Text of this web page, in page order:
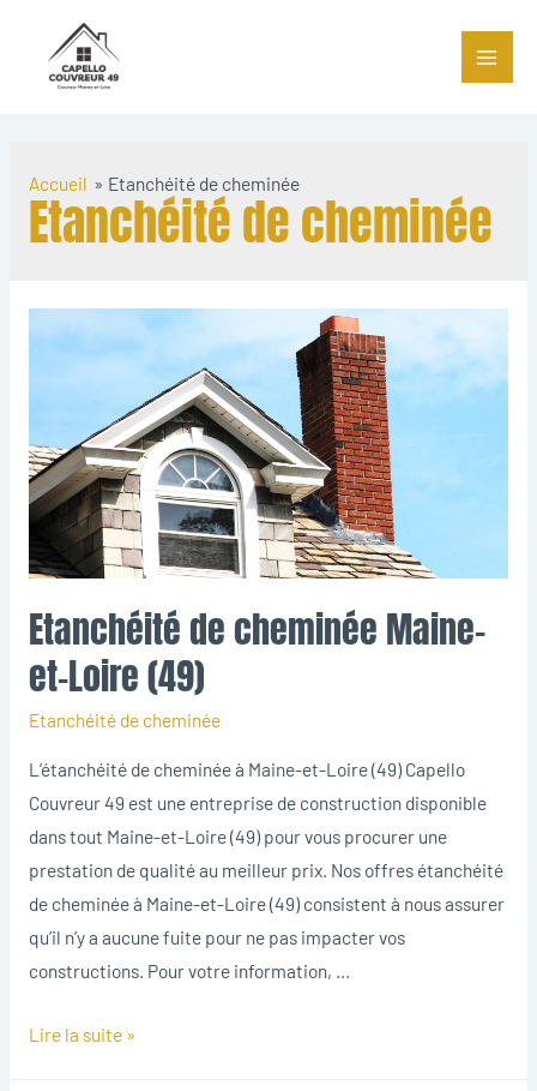
Accueil Etanchéité de cheminée
Etanchéité de cheminée
Etanchéité de cheminée Maine-
et-Loire (49)
Etanchéité de cheminée
L’étanchéité de cheminée à Maine-et-Loire (49) Capello
Couvreur 49 est une entreprise de construction disponible
dans tout Maine-et-Loire (49) pour vous procurer une
prestation de qualité au meilleur prix. Nos offres étanchéité
de cheminée à Maine-et-Loire (49) consistent à nous assurer
qu’il n’y a aucune fuite pour ne pas impacter vos
constructions. Pour votre information, …
Lire la suite »